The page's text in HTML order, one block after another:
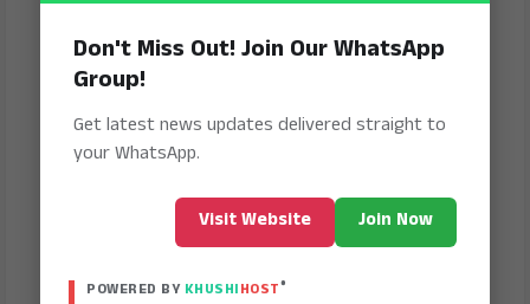
Don't Miss Out! Join Our WhatsApp
Group!
Get latest news updates delivered straight to
your WhatsApp.
Visit Website Join Now
POWERED BY KHUSHIHOST®